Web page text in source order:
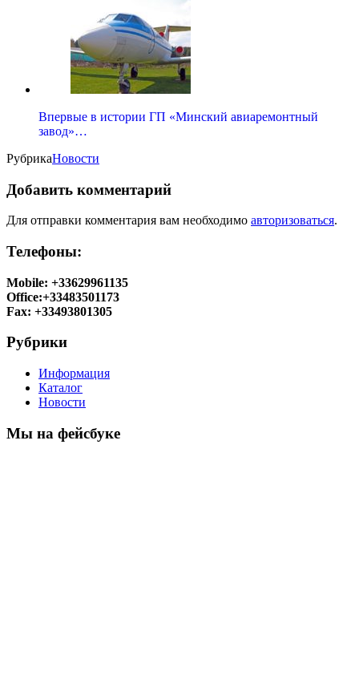
Впервые в истории ГП «Минский авиаремонтный
завод»…
РубрикаНовости
Добавить комментарий
Для отправки комментария вам необходимо авторизоваться.
Телефоны:
Mobile: +33629961135
Office:+33483501173
Fax: +33493801305
Рубрики
Информация
Каталог
Новости
Мы на фейсбуке